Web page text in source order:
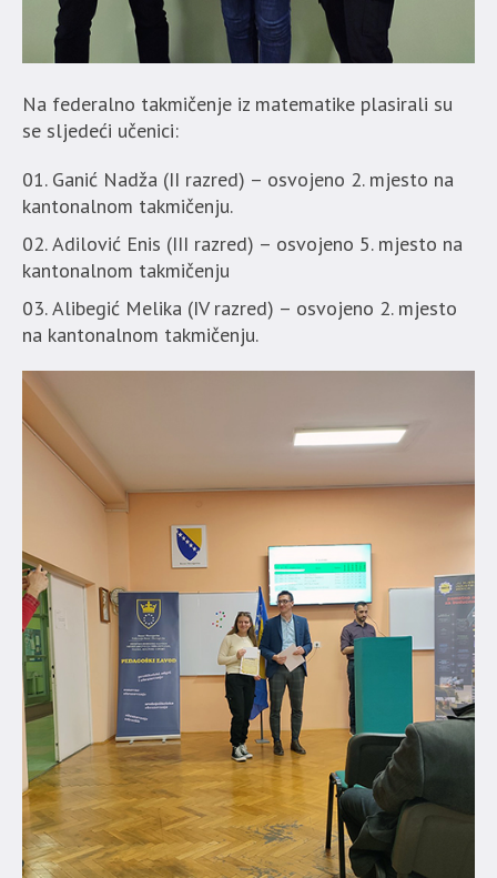
Na federalno takmičenje iz matematike plasirali su
se sljedeći učenici:
Ganić Nadža (II razred) – osvojeno 2. mjesto na
kantonalnom takmičenju.
Adilović Enis (III razred) – osvojeno 5. mjesto na
kantonalnom takmičenju
Alibegić Melika (IV razred) – osvojeno 2. mjesto
na kantonalnom takmičenju.